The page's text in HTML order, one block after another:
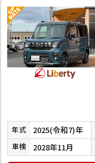
年式 2025(令和7)年
車検 2028年11月